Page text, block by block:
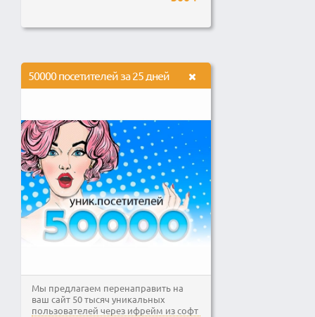
50000 посетителей за 25 дней
Мы предлагаем перенаправить на
ваш сайт 50 тысяч уникальных
пользователей через ифрейм из софт